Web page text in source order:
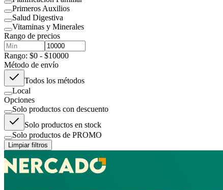
Primeros Auxilios
Salud Digestiva
Vitaminas y Minerales
Rango de precios
Rango: $0 - $10000
Método de envío
Todos los métodos
Local
Opciones
Solo productos con descuento
Solo productos en stock
Solo productos de PROMO
Limpiar filtros